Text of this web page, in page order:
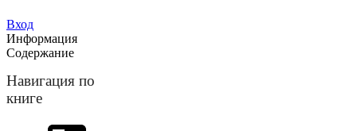
Вход
Информация
Содержание
Навигация по
книге